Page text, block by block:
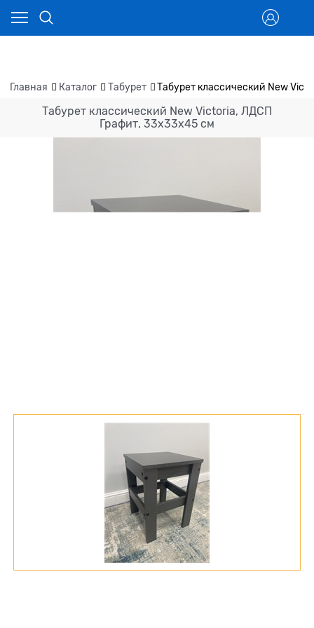
Главная Каталог Табурет Табурет классический New
Табурет классический New Victoria, ЛДСП
Графит, 33х33х45 см